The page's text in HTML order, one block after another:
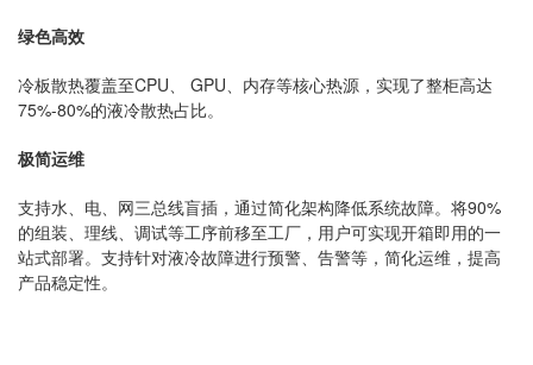
绿色高效
冷板散热覆盖至CPU、 GPU、内存等核心热源，实现了整柜高达
75%-80%的液冷散热占比。
极简运维
支持水、电、网三总线盲插，通过简化架构降低系统故障。将90%
的组装、理线、调试等工序前移至工厂，用户可实现开箱即用的一
站式部署。支持针对液冷故障进行预警、告警等，简化运维，提高
产品稳定性。